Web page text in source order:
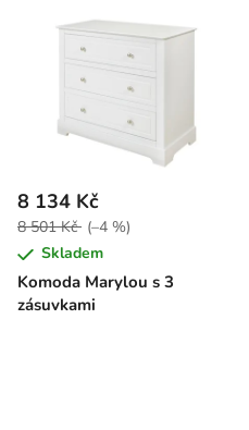
Komoda Marylou s 3
zásuvkami
8 134 Kč
8 501 Kč (–4 %)
Skladem